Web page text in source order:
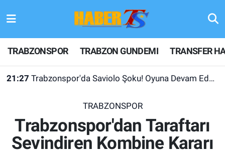
TRABZONSPOR TRABZON GUNDEMI TRANSFER
21:27 Trabzonspor'da Saviolo Şoku! Oyuna Devam Edemedi
TRABZONSPOR
Trabzonspor'dan Taraftarı
Sevindiren Kombine Kararı
TRABZONSPOR
TRABZON GUNDEMI
KULİS MEYDANI
Hava Durumu
Trafik Durumu
Son Dakika Haberleri